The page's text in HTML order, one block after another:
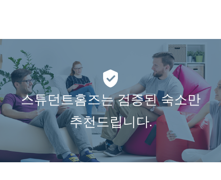
스튜던트홈즈는 검증된 숙소만
추천드립니다.